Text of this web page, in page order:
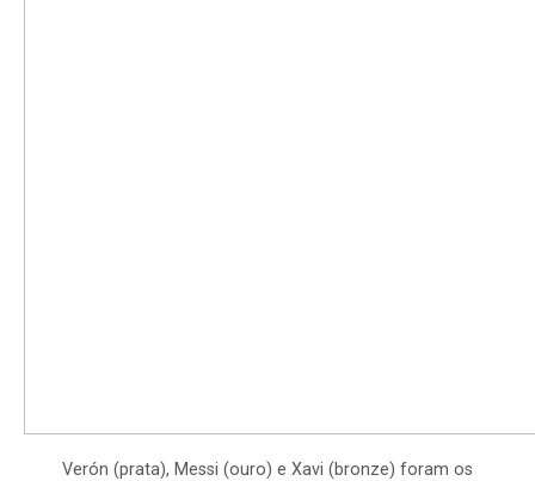
Verón (prata), Messi (ouro) e Xavi (bronze) foram os